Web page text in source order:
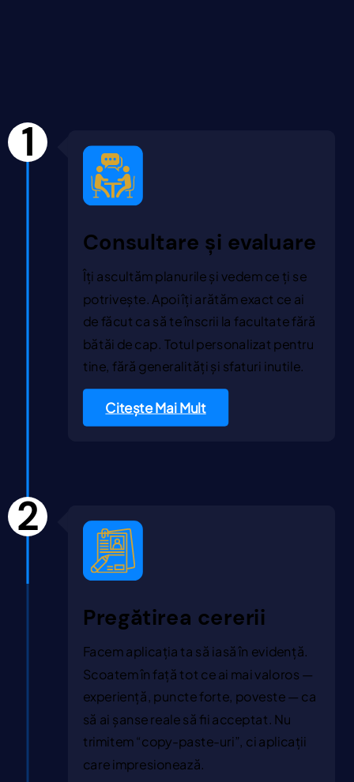
Consultare și evaluare
Îți ascultăm planurile și vedem ce ți se
potrivește. Apoi îți arătăm exact ce ai
de făcut ca să te înscrii la facultate fără
bătăi de cap. Totul personalizat pentru
tine, fără generalități și sfaturi inutile.
Citește Mai Mult
1
Pregătirea cererii
Facem aplicația ta să iasă în evidență.
Scoatem în față tot ce ai mai valoros —
experiență, puncte forte, poveste — ca
să ai șanse reale să fii acceptat. Nu
trimitem “copy-paste-uri”, ci aplicații
care impresionează.
2